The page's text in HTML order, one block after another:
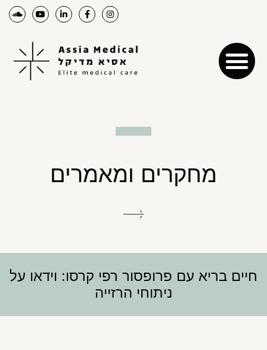
מחקרים ומאמרים
חיים בריא עם פרופסור רפי קרסו: וידאו על
ניתוחי הרזייה